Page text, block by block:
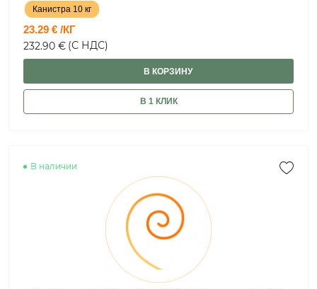
Канистра 10 кг
23.29 € /КГ
232.90 € (С НДС)
В КОРЗИНУ
В 1 КЛИК
В наличии